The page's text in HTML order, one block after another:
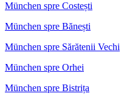
München spre Costești
München spre Bănești
München spre Sărătenii Vechi
München spre Orhei
München spre Bistrița